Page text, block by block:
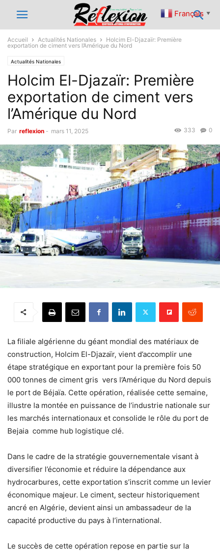
Accueil Actualités Nationales
Holcim El-Djazaïr: Première
exportation de ciment vers l’Amérique du Nord
Actualités Nationales
Holcim El-Djazaïr: Première
exportation de ciment vers
l’Amérique du Nord
Par reflexion - mars 11, 2025 0
333
La filiale algérienne du géant mondial des matériaux de
construction, Holcim El-Djazaïr, vient d’accomplir une
étape stratégique en exportant pour la première fois 50
000 tonnes de ciment gris vers l’Amérique du Nord depuis
le port de Béjaïa. Cette opération, réalisée cette semaine,
illustre la montée en puissance de l’industrie nationale sur
les marchés internationaux et consolide le rôle du port de
Bejaia comme hub logistique clé.
Dans le cadre de la stratégie gouvernementale visant à
diversifier l’économie et réduire la dépendance aux
hydrocarbures, cette exportation s’inscrit comme un levier
économique majeur. Le ciment, secteur historiquement
ancré en Algérie, devient ainsi un ambassadeur de la
capacité productive du pays à l’international.
Le succès de cette opération repose en partie sur la
Français ▼